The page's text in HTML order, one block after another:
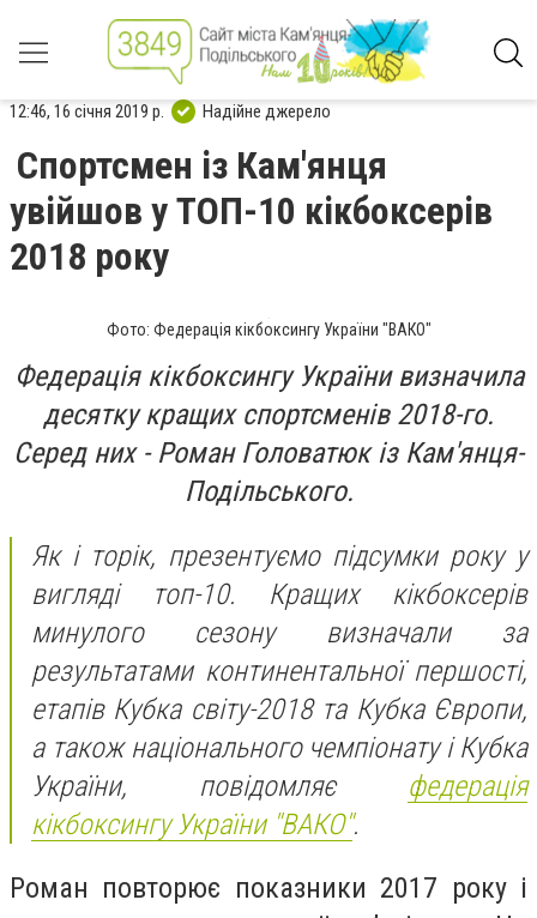
12:46, 16 січня 2019 р. Надійне джерело
Спортсмен із Кам'янця
увійшов у ТОП-10 кікбоксерів
2018 року
Фото: Федерація кікбоксингу України "ВАКО"
Федерація кікбоксингу України визначила
десятку кращих спортсменів 2018-го.
Серед них - Роман Головатюк із Кам'янця-
Подільського.
Як і торік, презентуємо підсумки року у
вигляді топ-10. Кращих кікбоксерів
минулого сезону визначали за
результатами континентальної першості,
етапів Кубка світу-2018 та Кубка Європи,
а також національного чемпіонату і Кубка
України, повідомляє федерація
кікбоксингу України "ВАКО".
Роман повторює показники 2017 року і